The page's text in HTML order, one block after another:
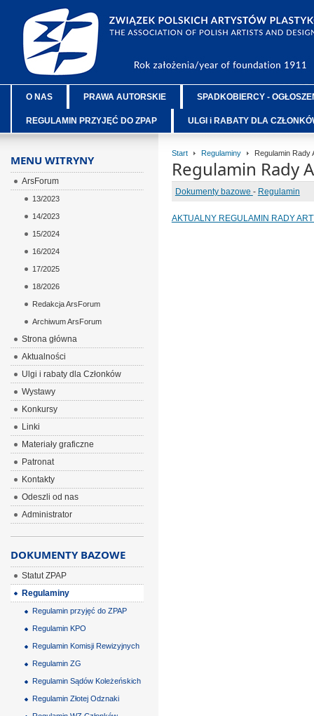
O NAS PRAWA AUTORSKIE SPADKOBIERCY -
REGULAMIN PRZYJĘĆ DO ZPAP ULGI i RABATY DLA
Start Regulaminy Regulamin Rady
Regulamin Rady
Dokumenty bazowe - Regulamin
AKTUALNY REGULAMIN RADY
MENU WITRYNY
ArsForum
13/2023
14/2023
15/2024
16/2024
17/2025
18/2026
Redakcja ArsForum
Archiwum ArsForum
Strona główna
Aktualności
Ulgi i rabaty dla Członków
Wystawy
Konkursy
Linki
Materiały graficzne
Patronat
Kontakty
Odeszli od nas
Administrator
DOKUMENTY BAZOWE
Statut ZPAP
Regulaminy
Regulamin przyjęć do ZPAP
Regulamin KPO
Regulamin Komisji Rewizyjnych
Regulamin ZG
Regulamin Sądów Koleżeńskich
Regulamin Złotej Odznaki